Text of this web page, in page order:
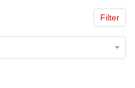
Filter